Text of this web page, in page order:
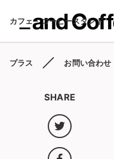
カフェ・コーヒースタンド
プラス お問い合わせ
SHARE